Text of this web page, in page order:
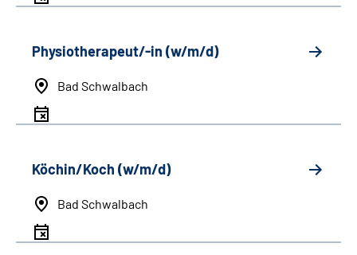
Physiotherapeut/-in (w/m/d)
Bad Schwalbach
Köchin/Koch (w/m/d)
Bad Schwalbach